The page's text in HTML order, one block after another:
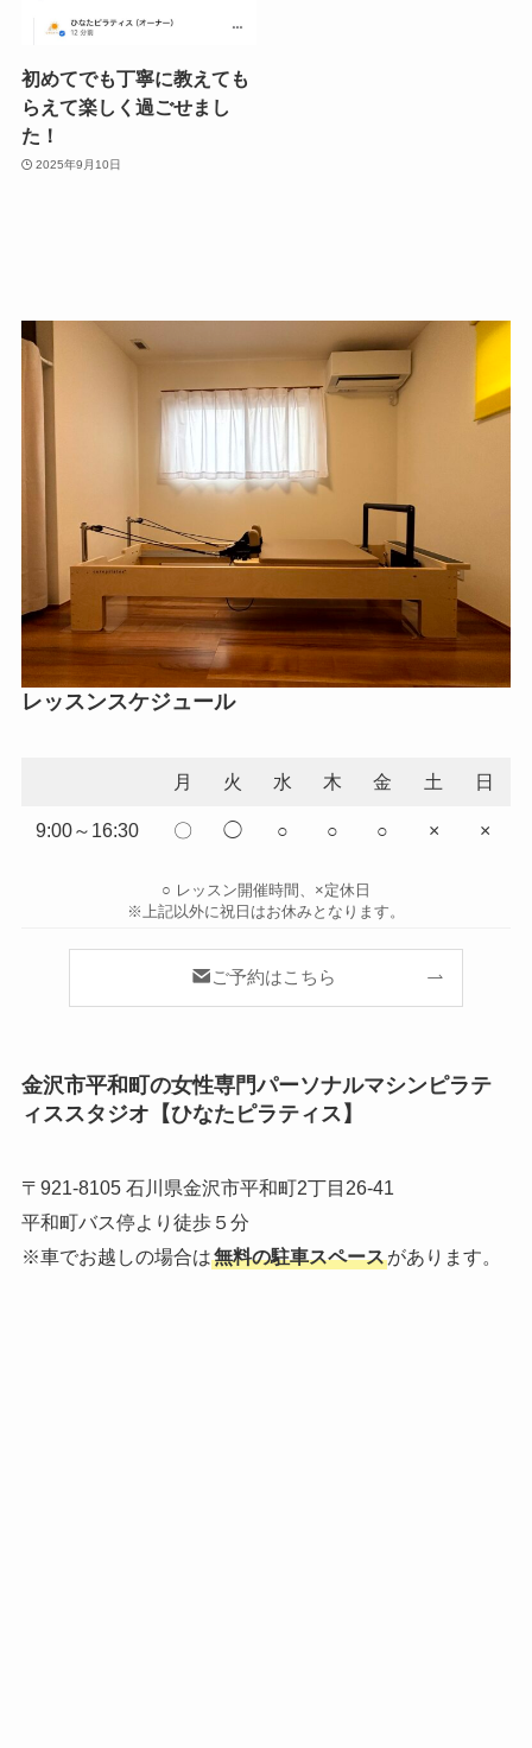
初めてでも丁寧に教えても
らえて楽しく過ごせまし
た！
2025年9月10日
レッスンスケジュール
月 火 水 木 金 土 日
9:00～16:30 〇 ◯ ○ ○ ○ × ×
○ レッスン開催時間、×定休日
※上記以外に祝日はお休みとなります。
ご予約はこちら
金沢市平和町の女性専門パーソナルマシンピラテ
ィススタジオ【ひなたピラティス】
〒921-8105 石川県金沢市平和町2丁目26-41
平和町バス停より徒歩５分
※車でお越しの場合は無料の駐車スペースがあります。